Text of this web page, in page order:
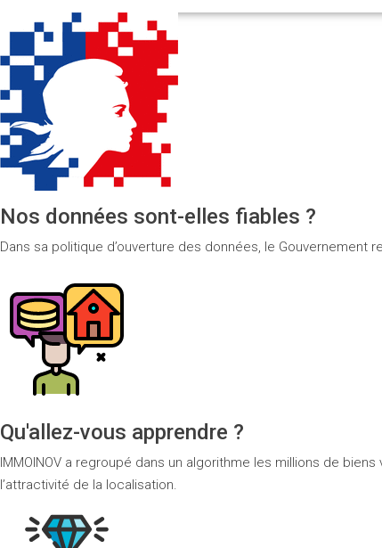
Nos données sont-elles fiables ?
Dans sa politique d’ouverture des données, le
Qu'allez-vous apprendre ?
IMMOINOV a regroupé dans un algorithme les millions de
l’attractivité de la localisation.